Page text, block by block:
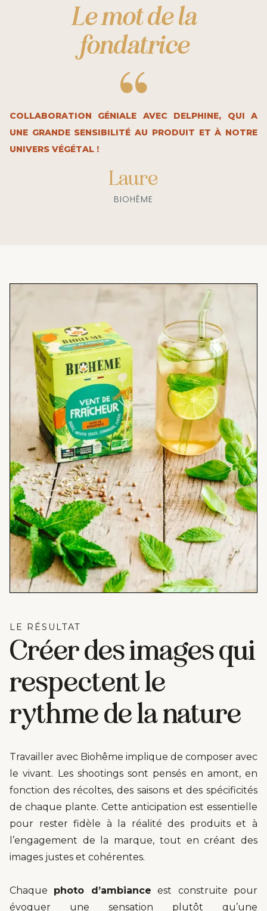
Le mot de la
fondatrice
“
COLLABORATION GÉNIALE AVEC DELPHINE, QUI A
UNE GRANDE SENSIBILITÉ AU PRODUIT ET À NOTRE
UNIVERS VÉGÉTAL !
Laure
BIOHÊME
LE RÉSULTAT
Créer des images qui
respectent le
rythme de la nature
Travailler avec Biohême implique de composer avec
le vivant. Les shootings sont pensés en amont, en
fonction des récoltes, des saisons et des spécificités
de chaque plante. Cette anticipation est essentielle
pour rester fidèle à la réalité des produits et à
l’engagement de la marque, tout en créant des
images justes et cohérentes.
Chaque photo d’ambiance est construite pour
évoquer une sensation plutôt qu’une